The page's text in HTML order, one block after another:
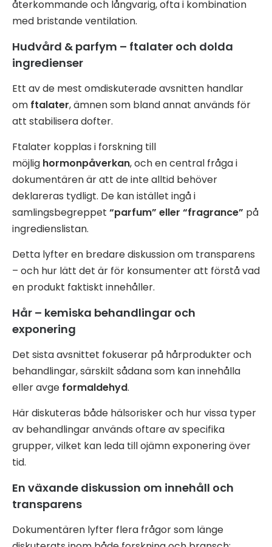
återkommande och långvarig, ofta i kombination
med bristande ventilation.
Hudvård & parfym – ftalater och dolda
ingredienser
Ett av de mest omdiskuterade avsnitten handlar
om ftalater, ämnen som bland annat används för
att stabilisera dofter.
Ftalater kopplas i forskning till
möjlig hormonpåverkan, och en central fråga i
dokumentären är att de inte alltid behöver
deklareras tydligt. De kan istället ingå i
samlingsbegreppet “parfum” eller “fragrance” på
ingredienslistan.
Detta lyfter en bredare diskussion om transparens
– och hur lätt det är för konsumenter att förstå vad
en produkt faktiskt innehåller.
Hår – kemiska behandlingar och
exponering
Det sista avsnittet fokuserar på hårprodukter och
behandlingar, särskilt sådana som kan innehålla
eller avge formaldehyd.
Här diskuteras både hälsorisker och hur vissa typer
av behandlingar används oftare av specifika
grupper, vilket kan leda till ojämn exponering över
tid.
En växande diskussion om innehåll och
transparens
Dokumentären lyfter flera frågor som länge